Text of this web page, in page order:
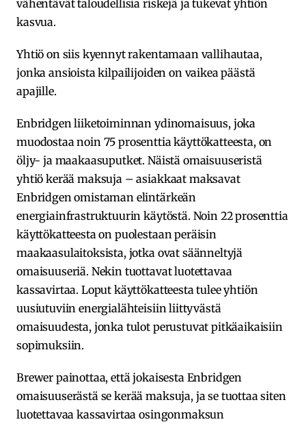
vähentävät taloudellisia riskejä ja tukevat yhtiön
kasvua.
Yhtiö on siis kyennyt rakentamaan vallihautaa,
jonka ansioista kilpailijoiden on vaikea päästä
apajille.
Enbridgen liiketoiminnan ydinomaisuus, joka
muodostaa noin 75 prosenttia käyttökatteesta, on
öljy- ja maakaasuputket. Näistä omaisuuseristä
yhtiö kerää maksuja – asiakkaat maksavat
Enbridgen omistaman elintärkeän
energiainfrastruktuurin käytöstä. Noin 22 prosenttia
käyttökatteesta on puolestaan peräisin
maakaasulaitoksista, jotka ovat säänneltyjä
omaisuuseriä. Nekin tuottavat luotettavaa
kassavirtaa. Loput käyttökatteesta tulee yhtiön
uusiutuviin energialähteisiin liittyvästä
omaisuudesta, jonka tulot perustuvat pitkäaikaisiin
sopimuksiin.
Brewer painottaa, että jokaisesta Enbridgen
omaisuuserästä se kerää maksuja, ja se tuottaa siten
luotettavaa kassavirtaa osingonmaksun